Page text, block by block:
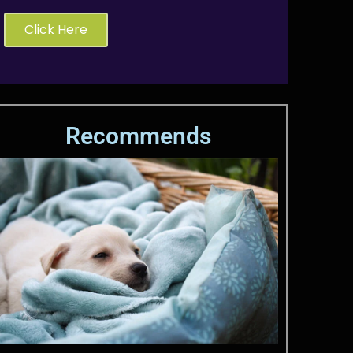
Click Here
Recommends